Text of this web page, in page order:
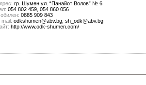
гр. Шумен:ул. “Панайот Волов” № 6
054 802 459, 054 860 056
0885 909 843
mail: odkshumen@abv.bg, sh_odk@abv.bg
http://www.odk-shumen.com/